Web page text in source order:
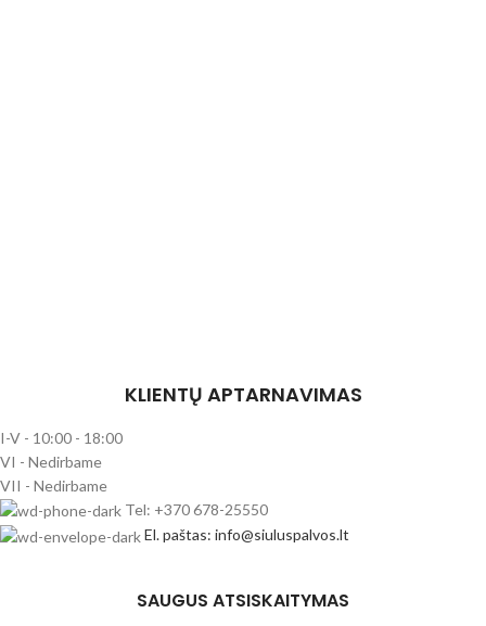
KLIENTŲ APTARNAVIMAS
I-V - 10:00 - 18:00
VI - Nedirbame
VII - Nedirbame
Tel: +370 678-25550
El. paštas: info@siuluspalvos.lt
SAUGUS ATSISKAITYMAS